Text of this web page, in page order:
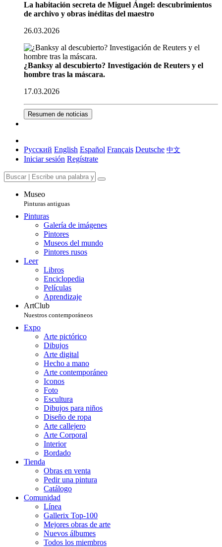
La habitación secreta de Miguel Ángel: descubrimientos
de archivo y obras inéditas del maestro
26.03.2026
¿Banksy al descubierto? Investigación de Reuters y el
hombre tras la máscara.
17.03.2026
Resumen de noticias
Русский English Español Français Deutsche 中文
Iniciar sesión Regístrate
Museo
Pinturas antiguas
Pinturas
Galería de imágenes
Pintores
Museos del mundo
Pintores rusos
Leer
Libros
Enciclopedia
Películas
Aprendizaje
ArtClub
Nuestros contemporáneos
Expo
Arte pictórico
Dibujos
Arte digital
Hecho a mano
Arte contemporáneo
Iconos
Foto
Escultura
Dibujos para niños
Diseño de ropa
Arte callejero
Arte Corporal
Interior
Bordado
Tienda
Obras en venta
Pedir una pintura
Catálogo
Comunidad
Línea
Gallerix Top-100
Mejores obras de arte
Nuevos álbumes
Todos los miembros